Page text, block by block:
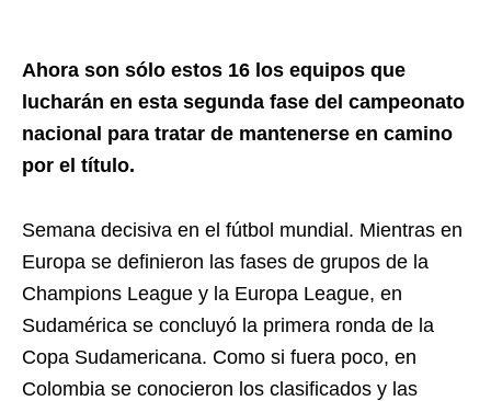
Ahora son sólo estos 16 los equipos que
lucharán en esta segunda fase del campeonato
nacional para tratar de mantenerse en camino
por el título.
Semana decisiva en el fútbol mundial. Mientras en
Europa se definieron las fases de grupos de la
Champions League y la Europa League, en
Sudamérica se concluyó la primera ronda de la
Copa Sudamericana. Como si fuera poco, en
Colombia se conocieron los clasificados y las